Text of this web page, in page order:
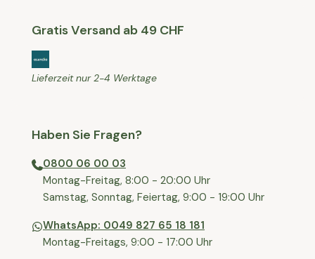
Gratis Versand ab 49 CHF
Lieferzeit nur 2-4 Werktage
Haben Sie Fragen?
0800 06 00 03
⁠Montag-Freitag, 8:00 - 20:00 Uhr
⁠Samstag, Sonntag, Feiertag, 9:00 - 19:00 Uhr
WhatsApp: 0049 827 65 18 181
Montag-Freitags, 9:00 - 17:00 Uhr